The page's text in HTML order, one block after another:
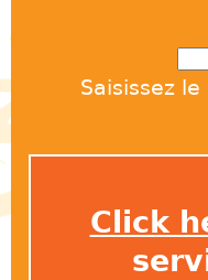
Saisissez
Click